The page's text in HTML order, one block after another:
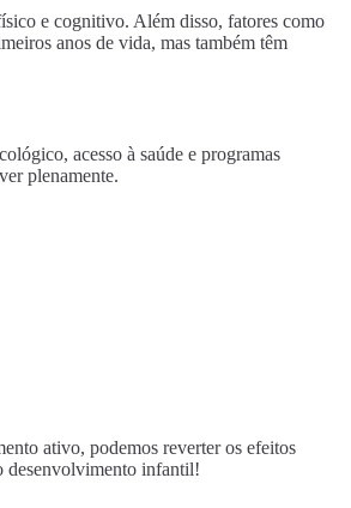
e cognitivo. Além disso, fatores como
anos de vida, mas também têm
acesso à saúde e programas
plenamente.
ativo, podemos reverter os efeitos
desenvolvimento infantil!